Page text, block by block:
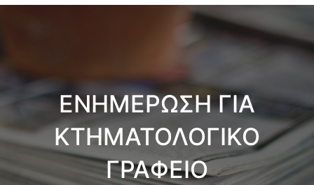
ΕΝΗΜΕΡΩΣΗ ΓΙΑ
ΚΤΗΜΑΤΟΛΟΓΙΚΟ
ΓΡΑΦΕΙΟ